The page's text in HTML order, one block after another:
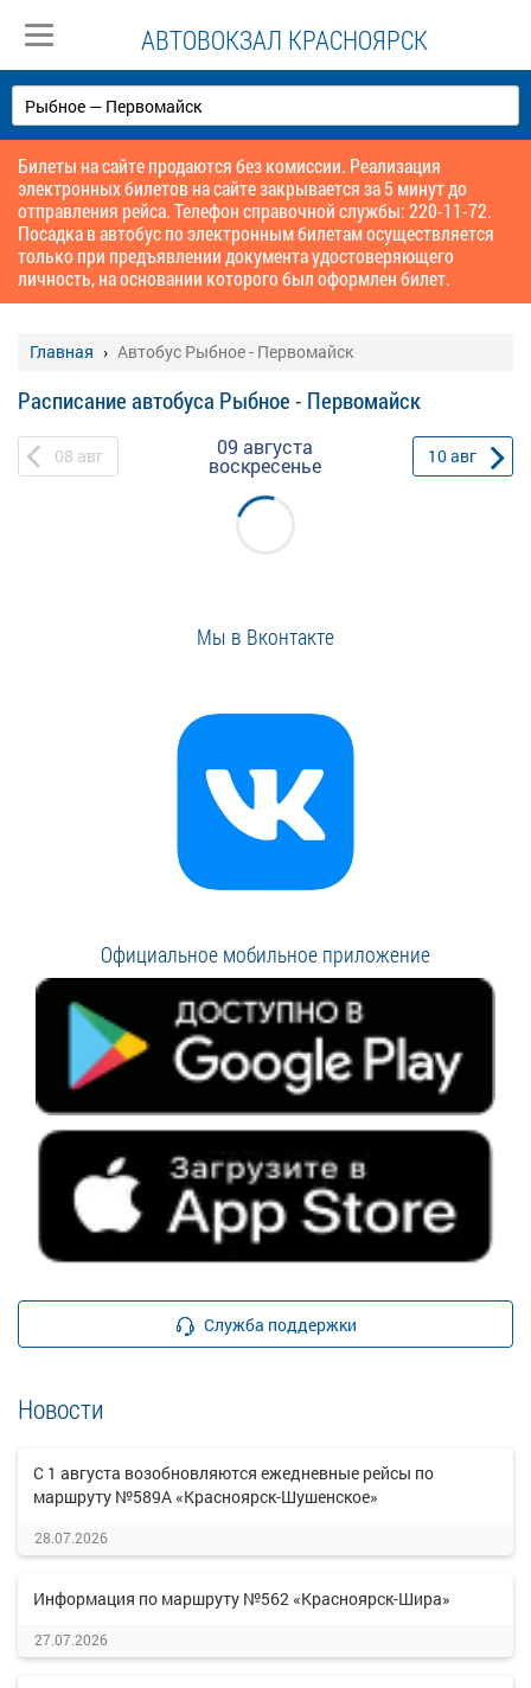
АВТОВОКЗАЛ КРАСНОЯРСК
Билеты на сайте продаются без комиссии. Реализация
электронных билетов на сайте закрывается за 5 минут до
отправления рейса. Телефон справочной службы: 220-11-72.
Посадка в автобус по электронным билетам осуществляется
только при предъявлении документа удостоверяющего
личность, на основании которого был оформлен билет.
Главная Автобус Рыбное - Первомайск
Расписание автобуса Рыбное - Первомайск
08 авг 09 августа
воскресенье 10авг
Мы в Вконтакте
Официальное мобильное приложение
Служба поддержки
Новости
С 1 августа возобновляются ежедневные рейсы по
маршруту №589А «Красноярск-Шушенское»
28.07.2026
Информация по маршруту №562 «Красноярск-Шира»
27.07.2026